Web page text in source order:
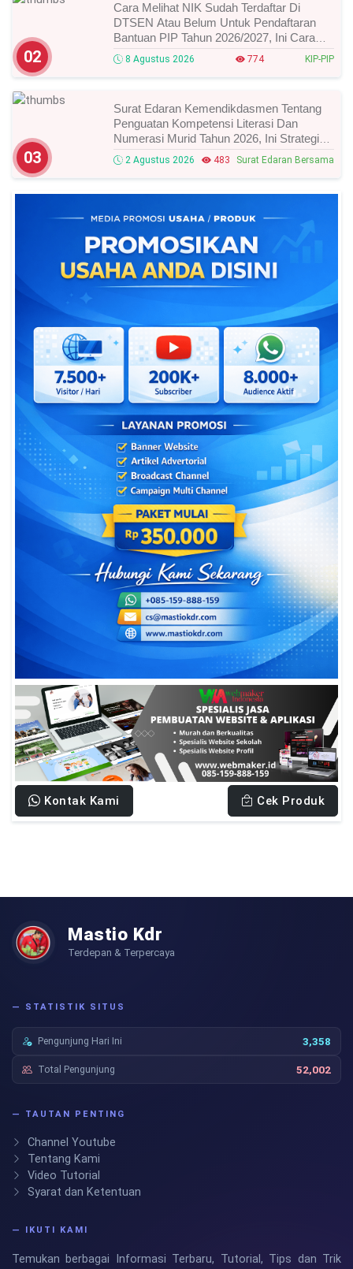
02
Cara Melihat NIK Sudah Terdaftar Di
DTSEN Atau Belum Untuk Pendaftaran
Bantuan PIP Tahun 2026/2027, Ini Cara
Cek Dan Syarat Perubahan Desil!
8 Agustus 2026 774 KIP-PIP
03
Surat Edaran Kemendikdasmen Tentang
Penguatan Kompetensi Literasi Dan
Numerasi Murid Tahun 2026, Ini Strategi
Dan Alurnya
2 Agustus 2026 483 Surat Edaran Bersama
Kontak Kami Cek Produk
Mastio Kdr
Terdepan & Terpercaya
— STATISTIK SITUS
Pengunjung Hari Ini 3,358
Total Pengunjung 52,002
— TAUTAN PENTING
Channel Youtube
Tentang Kami
Video Tutorial
Syarat dan Ketentuan
— IKUTI KAMI
Temukan berbagai Informasi Terbaru, Tutorial, Tips dan Trik